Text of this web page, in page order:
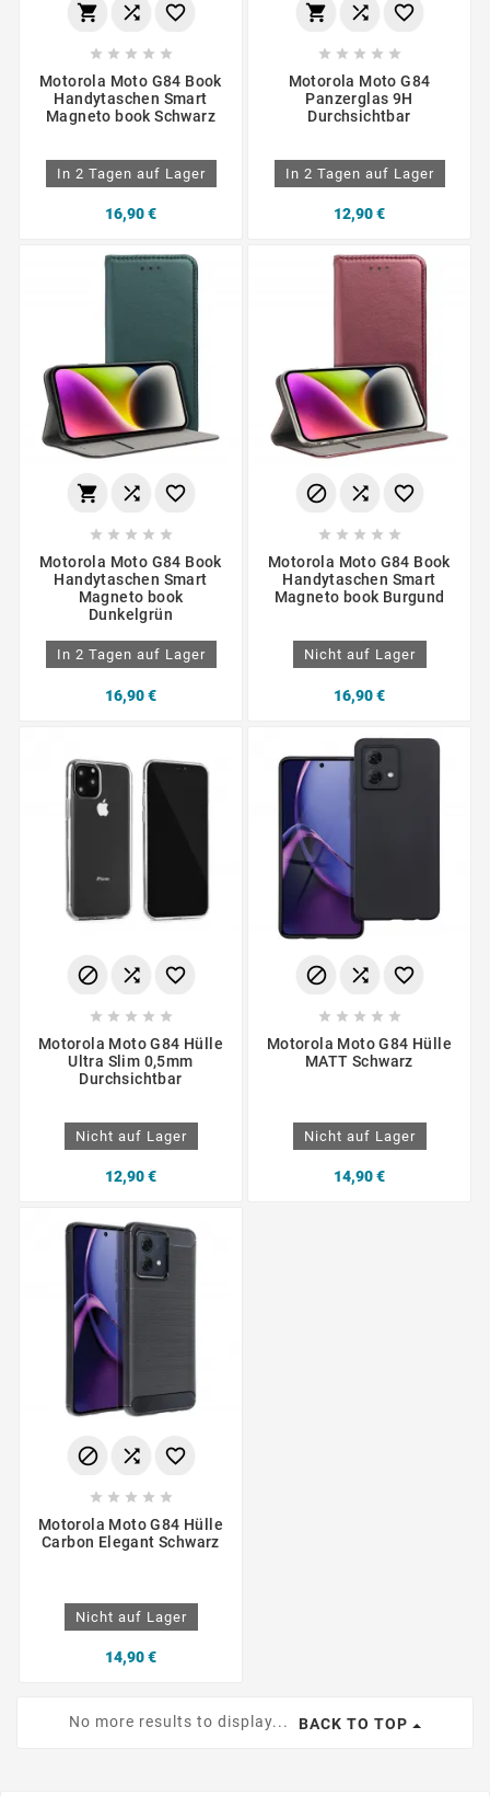
  
    
Motorola Moto G84 Book
Handytaschen Smart
Magneto book Schwarz
In 2 Tagen auf Lager
16,90 €
  
    
Motorola Moto G84
Panzerglas 9H
Durchsichtbar
In 2 Tagen auf Lager
12,90 €
  
    
Motorola Moto G84 Book
Handytaschen Smart
Magneto book
Dunkelgrün
In 2 Tagen auf Lager
16,90 €
  
    
Motorola Moto G84 Book
Handytaschen Smart
Magneto book Burgund
Nicht auf Lager
16,90 €
  
    
Motorola Moto G84 Hülle
Ultra Slim 0,5mm
Durchsichtbar
Nicht auf Lager
12,90 €
  
    
Motorola Moto G84 Hülle
MATT Schwarz
Nicht auf Lager
14,90 €
  
    
Motorola Moto G84 Hülle
Carbon Elegant Schwarz
Nicht auf Lager
14,90 €
No more results to display... BACK TO TOP